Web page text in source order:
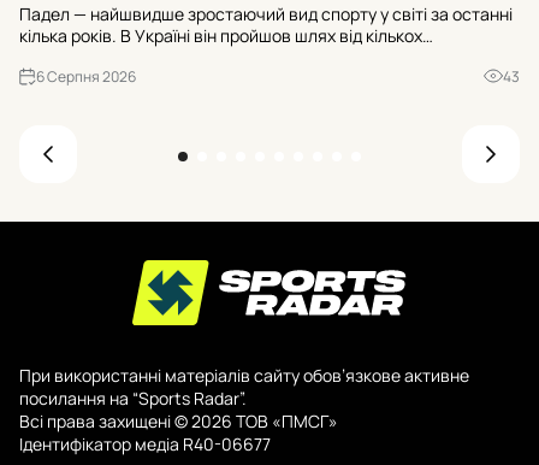
Падел — найшвидше зростаючий вид спорту у світі за останні
кілька років. В Україні він пройшов шлях від кількох
до кінця 2026 року їхня кількість має перевищити триста. Р...
6 Серпня 2026 43
При використанні матеріалів сайту обов’язкове активне
посилання на “Sports Radar”.
Всі права захищені © 2026 ТОВ «ПМСГ»
Ідентифікатор медіа R40-06677